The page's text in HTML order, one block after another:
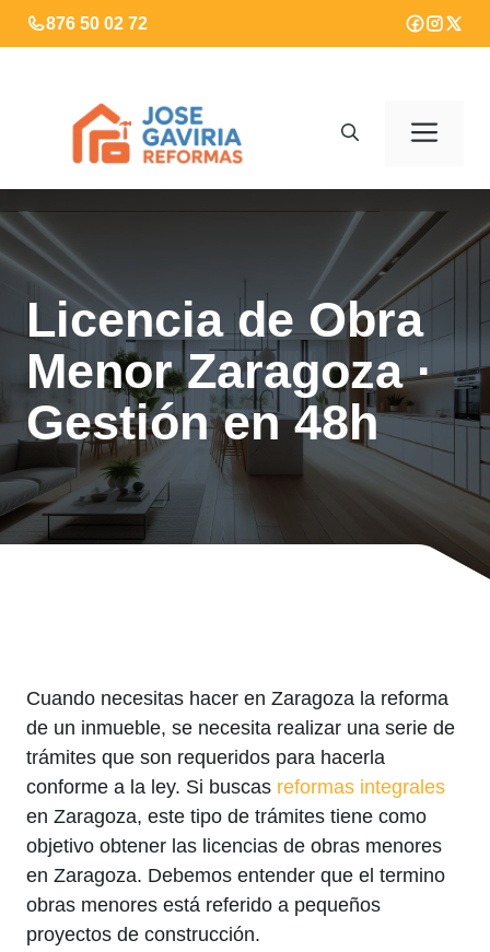
Saltar
al
876 50 02 72
Licencia de Obra
Menor Zaragoza ·
Gestión en 48h
Cuando necesitas hacer en Zaragoza la reforma
de un inmueble, se necesita realizar una serie de
trámites que son requeridos para hacerla
conforme a la ley. Si buscas reformas integrales
en Zaragoza, este tipo de trámites tiene como
objetivo obtener las licencias de obras menores
en Zaragoza. Debemos entender que el termino
obras menores está referido a pequeños
proyectos de construcción.